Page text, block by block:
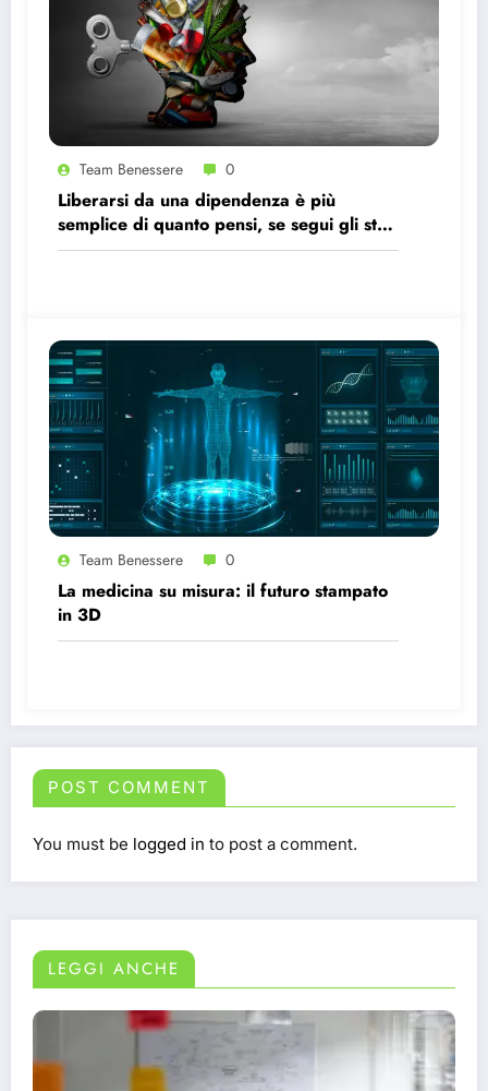
Team Benessere 0
Liberarsi da una dipendenza è più
semplice di quanto pensi, se segui gli step
giusti
Team Benessere 0
La medicina su misura: il futuro stampato
in 3D
POST COMMENT
You must be logged in to post a comment.
LEGGI ANCHE